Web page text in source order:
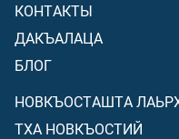
КОНТАКТЫ
ДАКЪАЛАЦА
БЛОГ
НОВКЪОСТАШТА
ТХА НОВКЪОСТИЙ